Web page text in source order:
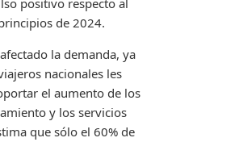
positivo respecto al
de 2024.
la demanda, ya
nacionales les
el aumento de los
y los servicios
que sólo el 60% de